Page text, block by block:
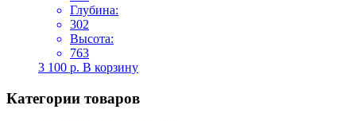
Глубина:
302
Высота:
763
3 100 р. В корзину
Категории товаров